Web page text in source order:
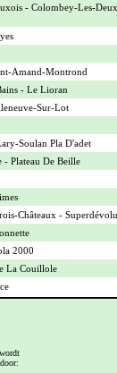
- Colombey-Les-
Amand-Montrond
- Le Lioran
Sur-Lot
Soulan Pla D'adet
Plateau De Beille
Châteaux -
2000
La Couillole